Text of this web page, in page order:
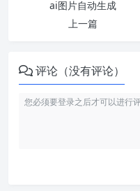
ai图片自动生成
上一篇
评论（没有评论）